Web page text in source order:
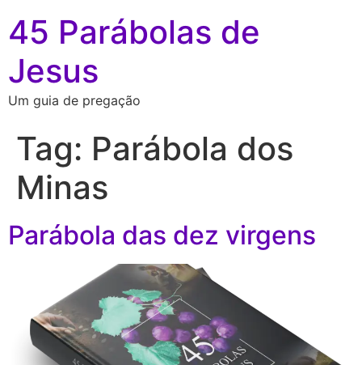
45 Parábolas de
Jesus
Um guia de pregação
Tag: Parábola dos
Minas
Parábola das dez virgens